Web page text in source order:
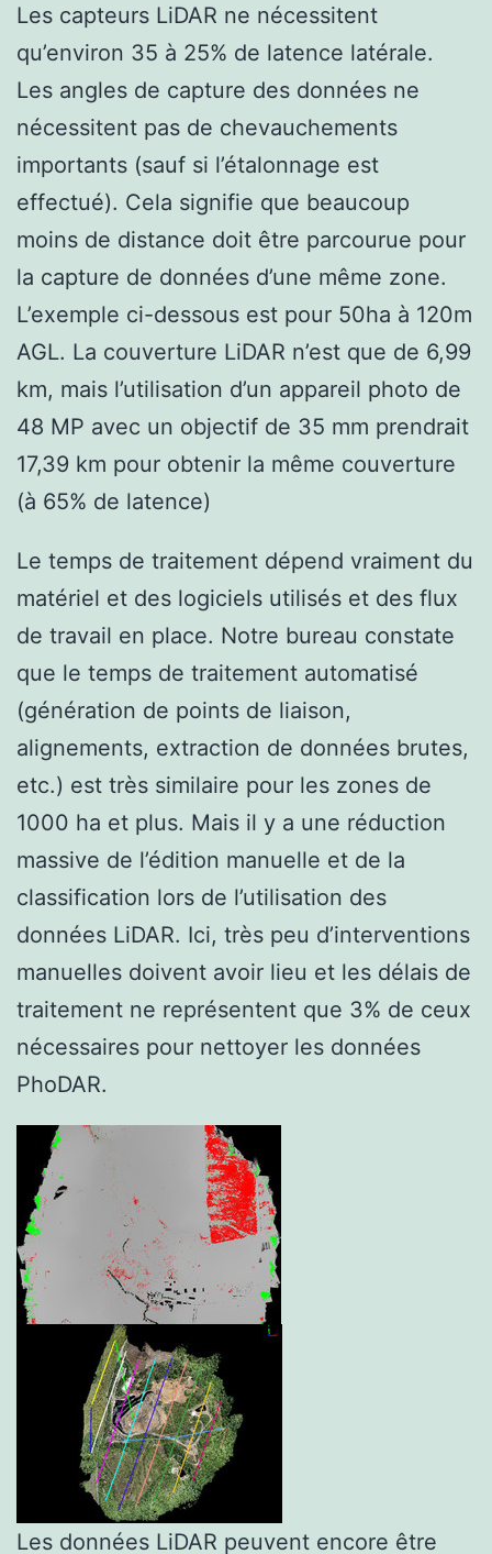
Les capteurs LiDAR ne nécessitent
qu’environ 35 à 25% de latence latérale.
Les angles de capture des données ne
nécessitent pas de chevauchements
importants (sauf si l’étalonnage est
effectué). Cela signifie que beaucoup
moins de distance doit être parcourue pour
la capture de données d’une même zone.
L’exemple ci-dessous est pour 50ha à 120m
AGL. La couverture LiDAR n’est que de 6,99
km, mais l’utilisation d’un appareil photo de
48 MP avec un objectif de 35 mm prendrait
17,39 km pour obtenir la même couverture
(à 65% de latence)
Le temps de traitement dépend vraiment du
matériel et des logiciels utilisés et des flux
de travail en place. Notre bureau constate
que le temps de traitement automatisé
(génération de points de liaison,
alignements, extraction de données brutes,
etc.) est très similaire pour les zones de
1000 ha et plus. Mais il y a une réduction
massive de l’édition manuelle et de la
classification lors de l’utilisation des
données LiDAR. Ici, très peu d’interventions
manuelles doivent avoir lieu et les délais de
traitement ne représentent que 3% de ceux
nécessaires pour nettoyer les données
PhoDAR.
Les données LiDAR peuvent encore être